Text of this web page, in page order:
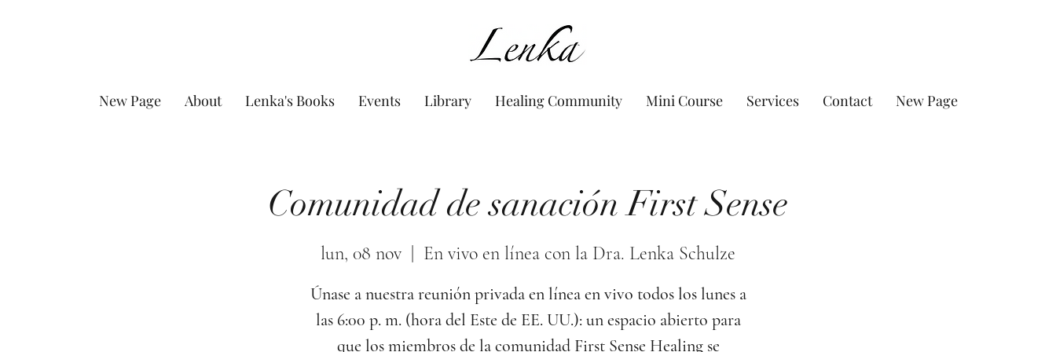
www.Lenka.org
New Page About Lenka's Books Events Library Healing Community Mini Course Services Contact New Page
Comunidad de sanación First Sense
lun, 08 nov En vivo en línea con la Dra. Lenka Schulze
Únase a nuestra reunión privada en línea en vivo todos los lunes a
las 6:00 p. m. (hora del Este de EE. UU.): un espacio abierto para
que los miembros de la comunidad First Sense Healing se